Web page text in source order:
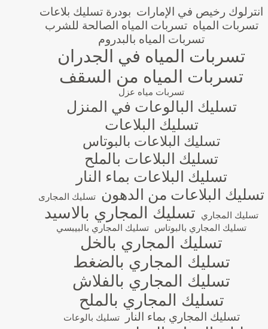
انترلوك رخيص في الإمارات بودرة تسليك بلاعات
تسربات المياه تسربات المياه الصالحة للشرب
تسربات المياه بالبدروم
تسربات المياه في الجدران
تسربات المياه من السقف
تسربات مياه عزل
تسليك البالوعات في المنزل
تسليك البلاعات
تسليك البلاعات بالبوتاس
تسليك البلاعات بالملح
تسليك البلاعات بماء النار
تسليك البلاعات من الدهون تسليك المجارى
تسليك المجاري
تسليك المجاري بالاسيد
تسليك المجاري بالبوتاس تسليك المجاري بالبيبسي
تسليك المجاري بالخل
تسليك المجاري بالضغط
تسليك المجاري بالفلاش
تسليك المجاري بالملح
تسليك المجاري بماء النار تسليك بالوعات